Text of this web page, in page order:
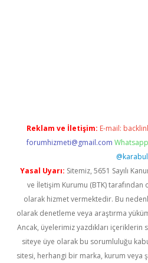
Reklam ve İletişim: E-mail:
forumhizmeti@gmail.com
@karabul
Yasal Uyarı: Sitemiz, 5651 Sayılı
ve İletişim Kurumu (BTK) tarafından
olarak hizmet vermektedir. Bu
olarak denetleme veya araştırma
Ancak, üyelerimiz yazdıkları içeriklerin
siteye üye olarak bu sorumluluğu
sitesi, herhangi bir marka, kurum veya